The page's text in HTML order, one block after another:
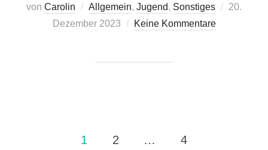
von Carolin Allgemein, Jugend, Sonstiges
20.
Dezember 2023
Keine Kommentare
Seitennummerierung
1 2 … 4